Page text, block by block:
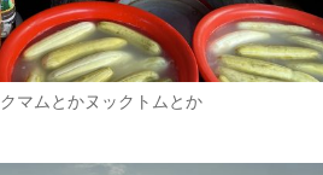
マムとかヌックトムとか